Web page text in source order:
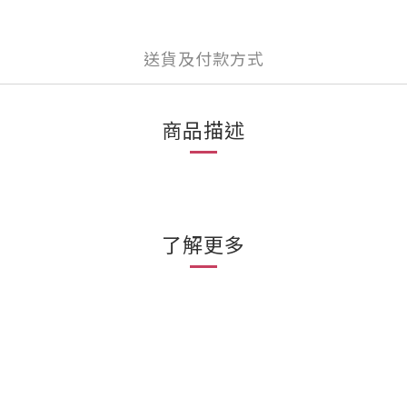
送貨及付款方式
商品描述
了解更多